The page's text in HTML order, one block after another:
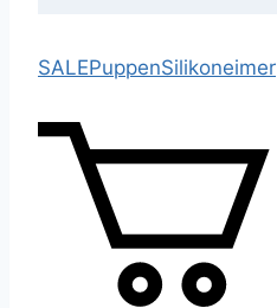
SALEPuppenSilikoneimer